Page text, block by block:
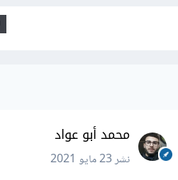
محمد أبو عواد
نشر23 مايو 2021